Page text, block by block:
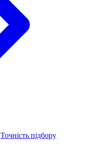
Точність підбору